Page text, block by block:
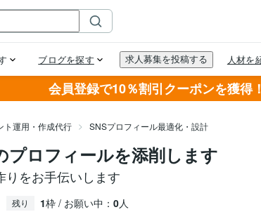
会員登録で10％割引クーポンを獲得！
ト運用・作成代行 SNSプロフィール最適化・設計
ロフィールを添削します
りをお手伝いします
残り 1枠 / お願い中： 0人